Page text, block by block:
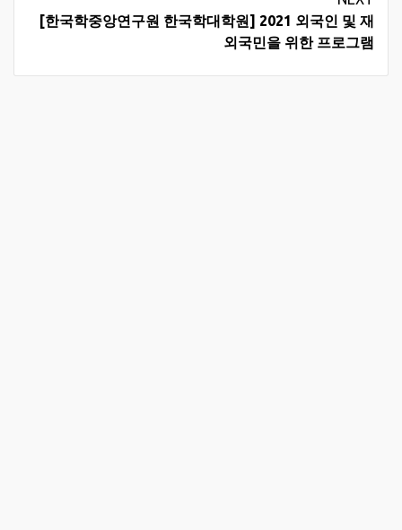
[한국학중앙연구원 한국학대학원] 2021 외국인 및 재
외국민을 위한 프로그램